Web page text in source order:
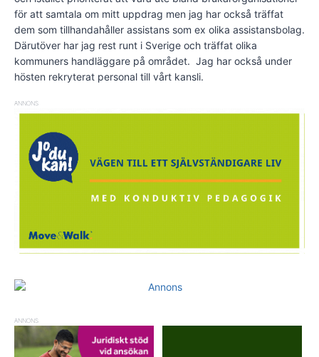
för att samtala om mitt uppdrag men jag har också träffat
dem som tillhandahåller assistans som ex olika assistansbolag.
Därutöver har jag rest runt i Sverige och träffat olika
kommuners handläggare på området. Jag har också under
hösten rekryterat personal till vårt kansli.
ANNONS
ANNONS